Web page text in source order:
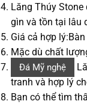
Lăng Thúy
gìn và tồn tại lâu
Giá cả hợp
Mặc dù chất
Đá Mỹ nghệ
tranh và hợp lý
Bạn có thể tìm